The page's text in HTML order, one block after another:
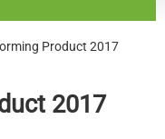
Product 2017
2017